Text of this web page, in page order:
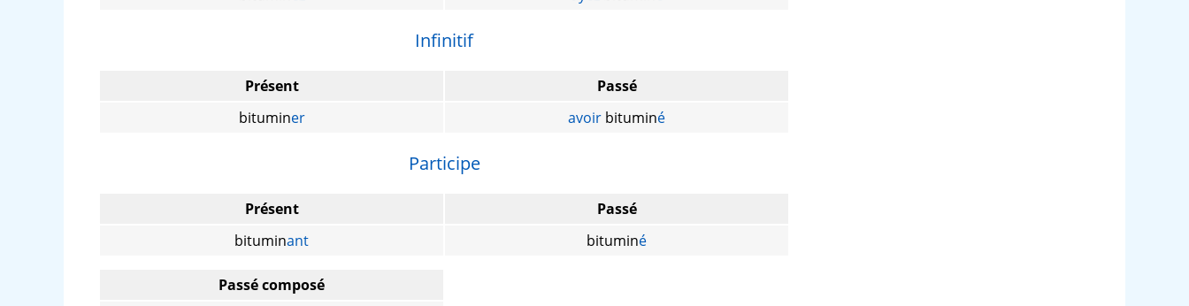
Infinitif
Présent
bituminer
Passé
avoir bituminé
Participe
Présent
bituminant
Passé
bituminé
Passé composé